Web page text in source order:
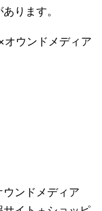
ります。
オウンドメディア
ンドメディア